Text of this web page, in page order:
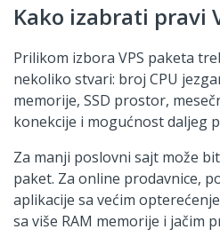
Kako izabrati pravi
Prilikom izbora VPS paketa
nekoliko stvari: broj CPU
memorije, SSD prostor,
konekcije i mogućnost daljeg
Za manji poslovni sajt može
paket. Za online prodavnice,
aplikacije sa većim
sa više RAM memorije i jačim